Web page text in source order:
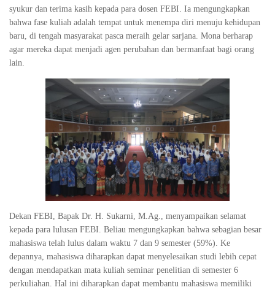
syukur dan terima kasih kepada para dosen FEBI. Ia mengungkapkan
bahwa fase kuliah adalah tempat untuk menempa diri menuju kehidupan
baru, di tengah masyarakat pasca meraih gelar sarjana. Mona berharap
agar mereka dapat menjadi agen perubahan dan bermanfaat bagi orang
lain.
Dekan FEBI, Bapak Dr. H. Sukarni, M.Ag., menyampaikan selamat
kepada para lulusan FEBI. Beliau mengungkapkan bahwa sebagian besar
mahasiswa telah lulus dalam waktu 7 dan 9 semester (59%). Ke
depannya, mahasiswa diharapkan dapat menyelesaikan studi lebih cepat
dengan mendapatkan mata kuliah seminar penelitian di semester 6
perkuliahan. Hal ini diharapkan dapat membantu mahasiswa memiliki